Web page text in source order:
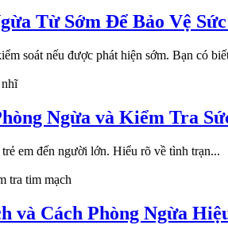
Từ Sớm Để Bảo Vệ
soát nếu được phát hiện sớm. Bạn có
nhĩ
Ngừa và Kiểm Tra
em đến người lớn. Hiểu rõ về tình trạn...
tra tim mạch
và Cách Phòng Ngừa